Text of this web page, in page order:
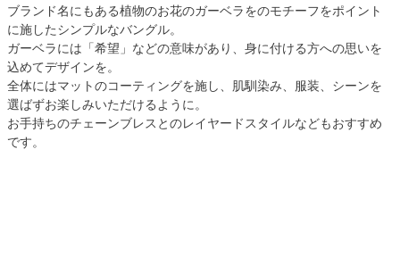
ブランド名にもある植物のお花のガーベラをのモチーフをポイント
に施したシンプルなバングル。
ガーベラには「希望」などの意味があり、身に付ける方への思いを
込めてデザインを。
全体にはマットのコーティングを施し、肌馴染み、服装、シーンを
選ばずお楽しみいただけるように。
お手持ちのチェーンブレスとのレイヤードスタイルなどもおすすめ
です。